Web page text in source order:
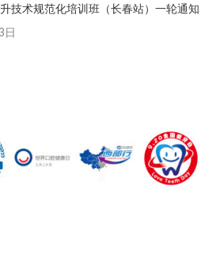
升技术规范化培训班（长春站）一轮通知
日